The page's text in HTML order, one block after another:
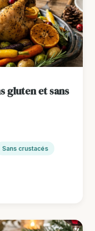
gluten et sans
Sans crustacés